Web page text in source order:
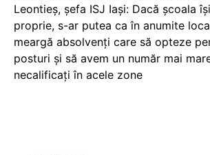
Leontieș, șefa ISJ Iași: Dacă școala
proprie, s-ar putea ca în anumite
meargă absolvenți care să opteze
posturi și să avem un număr mai
necalificați în acele zone